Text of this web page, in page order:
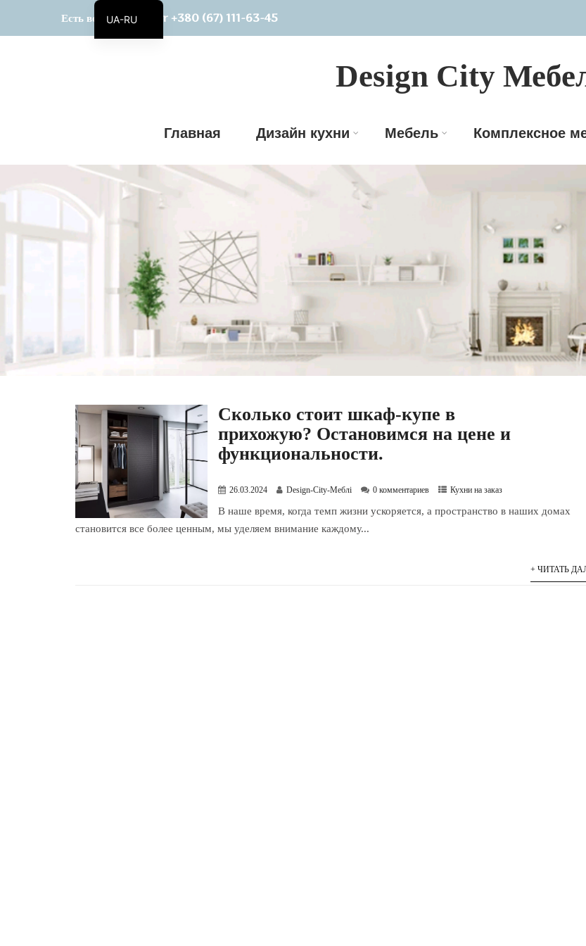
Есть вопросы? Viber +380 (67) 111-63-45
Design City
Главная Дизайн кухни Мебель Комплексное
Сколько стоит шкаф-купе в
прихожую? Остановимся на цене и
функциональности.
26.03.2024 Design-City-Меблі 0 комментариев Кухни на заказ
В наше время, когда темп жизни ускоряется, а пространство в наших домах
становится все более ценным, мы уделяем внимание каждому...
+ ЧИТАТЬ
UA-RU
UA